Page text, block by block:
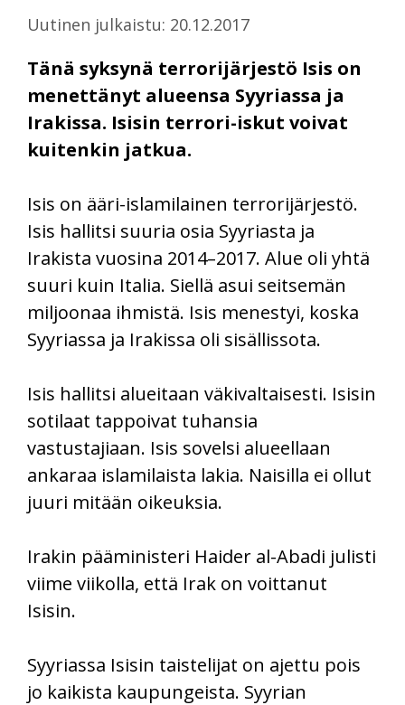
Uutinen julkaistu: 20.12.2017
Tänä syksynä terrorijärjestö Isis on
menettänyt alueensa Syyriassa ja
Irakissa. Isisin terrori-iskut voivat
kuitenkin jatkua.
Isis on ääri-islamilainen terrorijärjestö.
Isis hallitsi suuria osia Syyriasta ja
Irakista vuosina 2014–2017. Alue oli yhtä
suuri kuin Italia. Siellä asui seitsemän
miljoonaa ihmistä. Isis menestyi, koska
Syyriassa ja Irakissa oli sisällissota.
Isis hallitsi alueitaan väkivaltaisesti. Isisin
sotilaat tappoivat tuhansia
vastustajiaan. Isis sovelsi alueellaan
ankaraa islamilaista lakia. Naisilla ei ollut
juuri mitään oikeuksia.
Irakin pääministeri Haider al-Abadi julisti
viime viikolla, että Irak on voittanut
Isisin.
Syyriassa Isisin taistelijat on ajettu pois
jo kaikista kaupungeista. Syyrian